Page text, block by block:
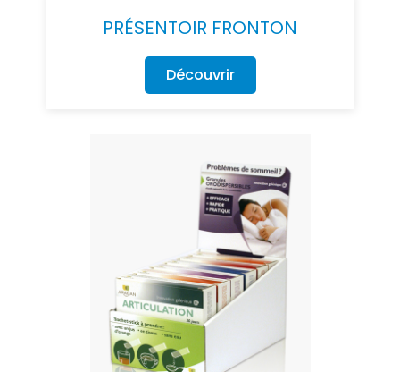
PRÉSENTOIR FRONTON
Découvrir